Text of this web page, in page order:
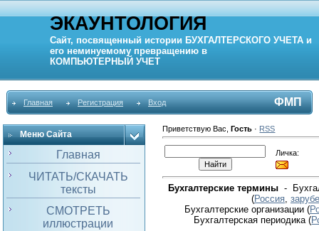
ЭКАУНТОЛОГИЯ
Сайт, посвященный истории БУХГАЛТЕРСКОГО УЧЕТА и
его неминуемому превращению в
КОМПЬЮТЕРНЫЙ УЧЕТ
Главная Регистрация Вход ФМП
Меню Сайта
Главная
ЧИТАТЬ/СКАЧАТЬ
тексты
СМОТРЕТЬ
иллюстрации
Приветствую Вас ,Гость · RSS
Личка:
Бухгалтерские термины-
(Россия,
Бухгалтерские организации (
Бухгалтерская периодика(